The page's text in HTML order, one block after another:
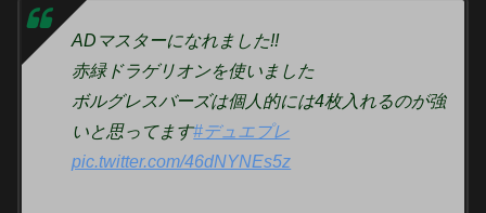
ADマスターになれました!!
赤緑ドラゲリオンを使いました
ボルグレスバーズは個人的には4枚入れるのが強
いと思ってます#デュエプレ
pic.twitter.com/46dNYNEs5z